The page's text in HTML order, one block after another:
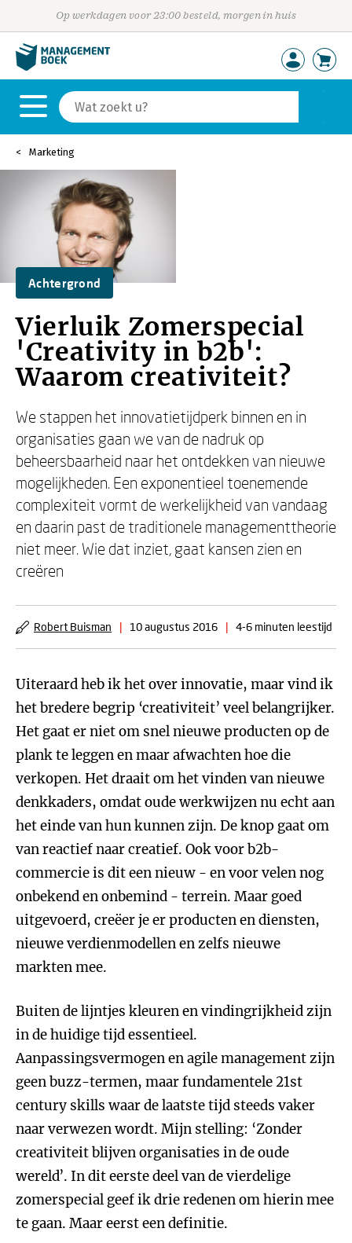
Op werkdagen voor 23:00 besteld, morgen in huis
Marketing
Achtergrond
Vierluik Zomerspecial
'Creativity in b2b':
Waarom creativiteit?
We stappen het innovatietijdperk binnen en in
organisaties gaan we van de nadruk op
beheersbaarheid naar het ontdekken van nieuwe
mogelijkheden. Een exponentieel toenemende
complexiteit vormt de werkelijkheid van vandaag
en daarin past de traditionele managementtheorie
niet meer. Wie dat inziet, gaat kansen zien en
creëren
Robert Buisman | 10 augustus 2016 | 4-6 minuten leestijd
Uiteraard heb ik het over innovatie, maar vind ik
het bredere begrip ‘creativiteit’ veel belangrijker.
Het gaat er niet om snel nieuwe producten op de
plank te leggen en maar afwachten hoe die
verkopen. Het draait om het vinden van nieuwe
denkkaders, omdat oude werkwijzen nu echt aan
het einde van hun kunnen zijn. De knop gaat om
van reactief naar creatief. Ook voor b2b-
commercie is dit een nieuw - en voor velen nog
onbekend en onbemind - terrein. Maar goed
uitgevoerd, creëer je er producten en diensten,
nieuwe verdienmodellen en zelfs nieuwe
markten mee.
Buiten de lijntjes kleuren en vindingrijkheid zijn
in de huidige tijd essentieel.
Aanpassingsvermogen en agile management zijn
geen buzz-termen, maar fundamentele 21st
century skills waar de laatste tijd steeds vaker
naar verwezen wordt. Mijn stelling: ‘Zonder
creativiteit blijven organisaties in de oude
wereld’. In dit eerste deel van de vierdelige
zomerspecial geef ik drie redenen om hierin mee
te gaan. Maar eerst een definitie.